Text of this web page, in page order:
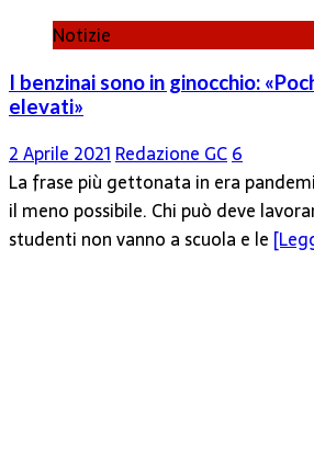
Notizie
I benzinai sono in ginocchio:
elevati»
2 Aprile 2021 Redazione GC6
La frase più gettonata in era
il meno possibile. Chi può deve
studenti non vanno a scuola e le